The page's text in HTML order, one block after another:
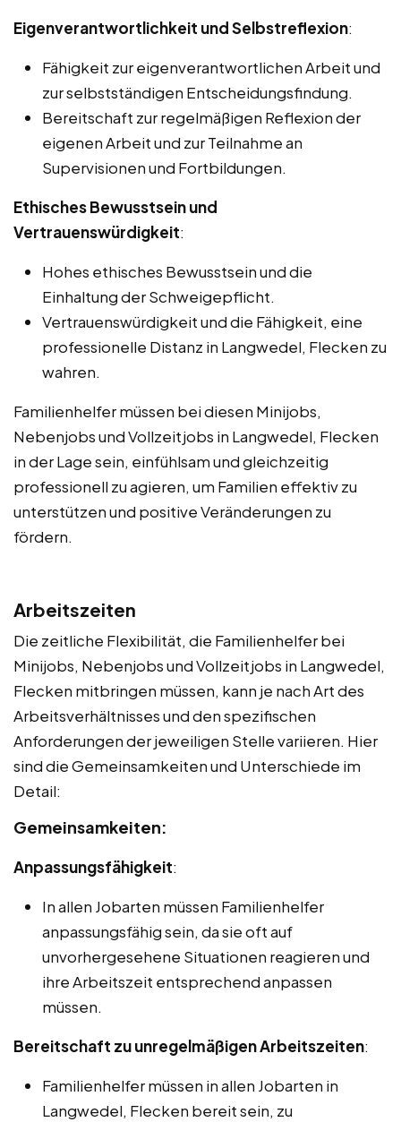
Eigenverantwortlichkeit und Selbstreflexion:
Fähigkeit zur eigenverantwortlichen Arbeit und
zur selbstständigen Entscheidungsfindung.
Bereitschaft zur regelmäßigen Reflexion der
eigenen Arbeit und zur Teilnahme an
Supervisionen und Fortbildungen.
Ethisches Bewusstsein und
Vertrauenswürdigkeit:
Hohes ethisches Bewusstsein und die
Einhaltung der Schweigepflicht.
Vertrauenswürdigkeit und die Fähigkeit, eine
professionelle Distanz in Langwedel, Flecken zu
wahren.
Familienhelfer müssen bei diesen Minijobs,
Nebenjobs und Vollzeitjobs in Langwedel, Flecken
in der Lage sein, einfühlsam und gleichzeitig
professionell zu agieren, um Familien effektiv zu
unterstützen und positive Veränderungen zu
fördern.
Arbeitszeiten
Die zeitliche Flexibilität, die Familienhelfer bei
Minijobs, Nebenjobs und Vollzeitjobs in Langwedel,
Flecken mitbringen müssen, kann je nach Art des
Arbeitsverhältnisses und den spezifischen
Anforderungen der jeweiligen Stelle variieren. Hier
sind die Gemeinsamkeiten und Unterschiede im
Detail:
Gemeinsamkeiten:
Anpassungsfähigkeit:
In allen Jobarten müssen Familienhelfer
anpassungsfähig sein, da sie oft auf
unvorhergesehene Situationen reagieren und
ihre Arbeitszeit entsprechend anpassen
müssen.
Bereitschaft zu unregelmäßigen Arbeitszeiten:
Familienhelfer müssen in allen Jobarten in
Langwedel, Flecken bereit sein, zu